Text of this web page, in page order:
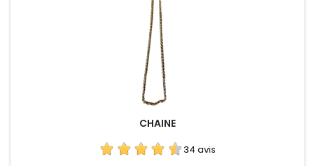
CHAINE
34 avis